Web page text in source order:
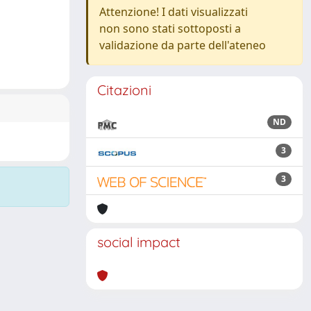
Attenzione! I dati visualizzati
non sono stati sottoposti a
validazione da parte dell'ateneo
Citazioni
ND
3
3
social impact